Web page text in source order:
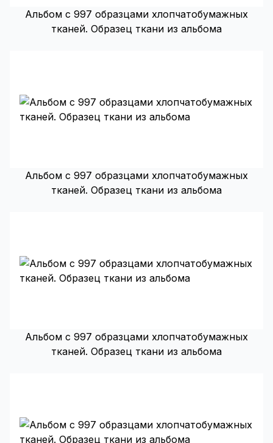
Альбом с 997 образцами хлопчатобумажных
тканей. Образец ткани из альбома
Альбом с 997 образцами хлопчатобумажных
тканей. Образец ткани из альбома
Альбом с 997 образцами хлопчатобумажных
тканей. Образец ткани из альбома